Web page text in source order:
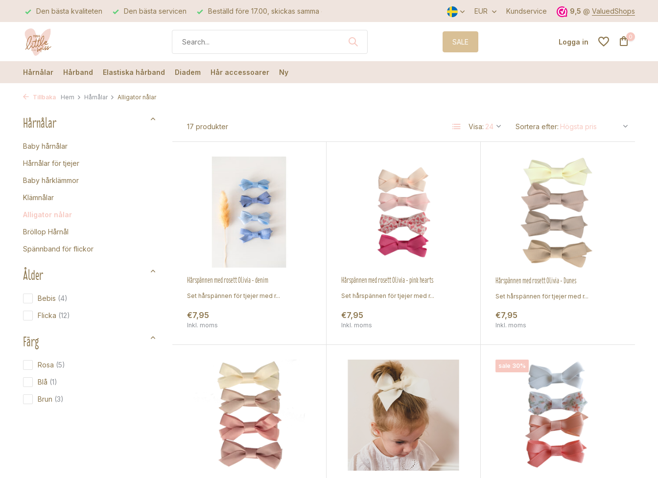
Den bästa kvaliteten Den bästa servicen Beställd före 17.00, skickas samma dag EUR Kundservice 9,5 @ ValuedShops
SALE Logga in
0
Hårnålar Hårband Elastiska hårband Diadem Hår accessoarer Ny
Tillbaka Hem Hårnålar Alligator nålar
Hårnålar
Baby hårnålar
Hårnålar för tjejer
Baby hårklämmor
Klämnålar
Alligator nålar
Bröllop Hårnål
Spännband för flickor
Ålder
Bebis (4)
Flicka (12)
Färg
Rosa (5)
Blå (1)
Brun (3)
17 produkter Visa: Sortera efter:
Hårspännen med rosett Olivia - denim
Set hårspännen för tjejer med r...
€7,95
Inkl. moms
Hårspännen med rosett Olivia - pink hearts
Set hårspännen för tjejer med r...
€7,95
Inkl. moms
Hårspännen med rosett Olivia - Dunes
Set hårspännen för tjejer med r...
€7,95
Inkl. moms
sale 30%